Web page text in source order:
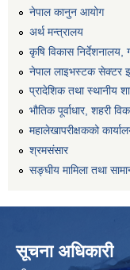
नेपाल कानुन आयोग
अर्थ मन्त्रालय
कृषि विकास
नेपाल लाइभस्टक सेक्टर
प्रादेशिक तथा स्थानीय
भौतिक पूर्वाधार, शहरी
महालेखापरीक्षकको
श्रमसंसार
सङ्घीय मामिला तथा
सूचना अधिकारी